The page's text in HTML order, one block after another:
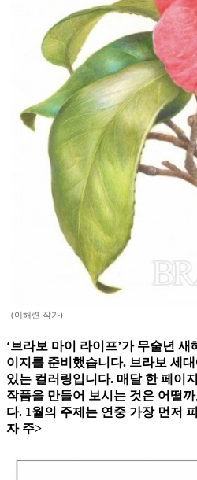
(이해련 작가)
‘브라보 마이 라이프’가 무술년 새
이지를 준비했습니다. 브라보 세
있는 컬러링입니다. 매달 한 페이
작품을 만들어 보시는 것은 어떨
다. 1월의 주제는 연중 가장 먼저
자 주>